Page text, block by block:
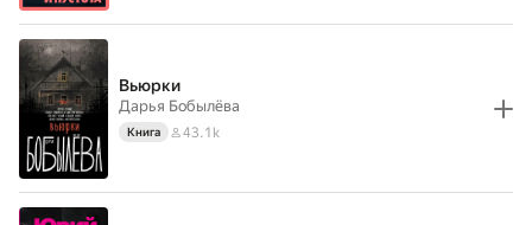
Вьюрки
Дарья Бобылёва
Книга 43.1k